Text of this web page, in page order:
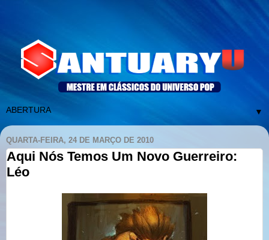
▼
QUARTA-FEIRA, 24 DE MARÇO DE 2010
Aqui Nós Temos Um Novo Guerreiro:
Léo